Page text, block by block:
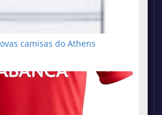
camisas do Athens